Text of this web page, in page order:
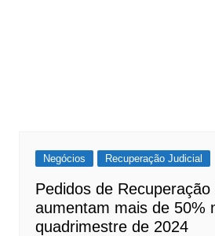
Negócios Recuperação Judicial
Pedidos de Recuperação
aumentam mais de 50%
quadrimestre de 2024